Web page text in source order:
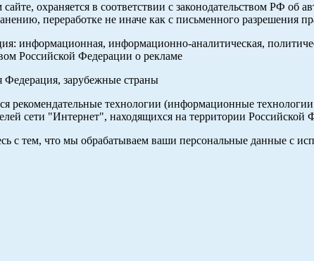
охраняется в соответствии с законодательством РФ
переработке не иначе как с письменного разрешения
информационная, информационно-аналитическая,
Российской Федерации о рекламе
Федерация, зарубежные страны
технологии (информационные
сети "Интернет", находящихся на территории Российской
с тем, что мы обрабатываем ваши персональные данные с